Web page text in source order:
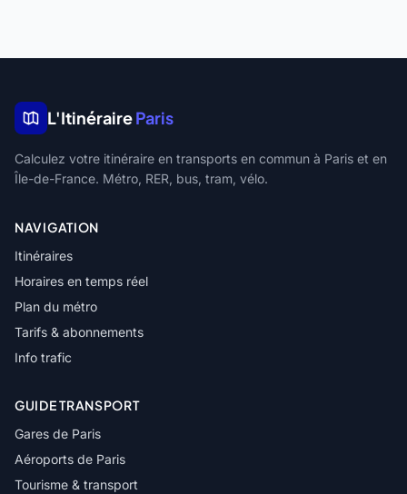
L'ItinéraireParis
Calculez votre itinéraire en transports en commun à Paris et en
Île-de-France. Métro, RER, bus, tram, vélo.
NAVIGATION
Itinéraires
Horaires en temps réel
Plan du métro
Tarifs & abonnements
Info trafic
GUIDE TRANSPORT
Gares de Paris
Aéroports de Paris
Tourisme & transport